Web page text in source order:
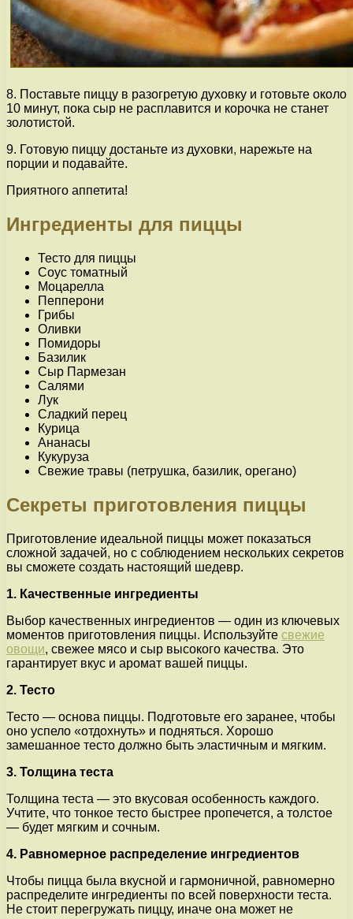
8. Поставьте пиццу в разогретую духовку и готовьте около
10 минут, пока сыр не расплавится и корочка не станет
золотистой.
9. Готовую пиццу достаньте из духовки, нарежьте на
порции и подавайте.
Приятного аппетита!
Ингредиенты для пиццы
Тесто для пиццы
Соус томатный
Моцарелла
Пепперони
Грибы
Оливки
Помидоры
Базилик
Сыр Пармезан
Салями
Лук
Сладкий перец
Курица
Ананасы
Кукуруза
Свежие травы (петрушка, базилик, орегано)
Секреты приготовления пиццы
Приготовление идеальной пиццы может показаться
сложной задачей, но с соблюдением нескольких секретов
вы сможете создать настоящий шедевр.
1. Качественные ингредиенты
Выбор качественных ингредиентов — один из ключевых
моментов приготовления пиццы. Используйте свежие
овощи, свежее мясо и сыр высокого качества. Это
гарантирует вкус и аромат вашей пиццы.
2. Тесто
Тесто — основа пиццы. Подготовьте его заранее, чтобы
оно успело «отдохнуть» и подняться. Хорошо
замешанное тесто должно быть эластичным и мягким.
3. Толщина теста
Толщина теста — это вкусовая особенность каждого.
Учтите, что тонкое тесто быстрее пропечется, а толстое
— будет мягким и сочным.
4. Равномерное распределение ингредиентов
Чтобы пицца была вкусной и гармоничной, равномерно
распределите ингредиенты по всей поверхности теста.
Не стоит перегружать пиццу, иначе она может не